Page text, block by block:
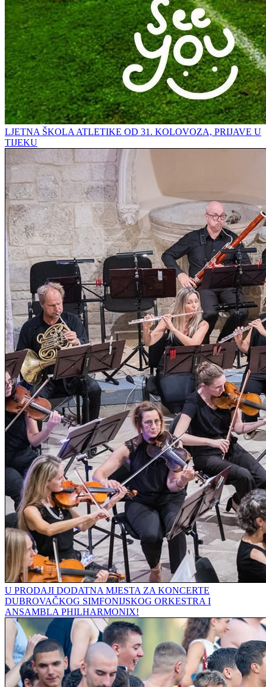
LJETNA ŠKOLA ATLETIKE OD 31. KOLOVOZA, PRIJAVE U
TIJEKU
U PRODAJI DODATNA MJESTA ZA KONCERTE
DUBROVAČKOG SIMFONIJSKOG ORKESTRA I
ANSAMBLA PHILHARMONIX!